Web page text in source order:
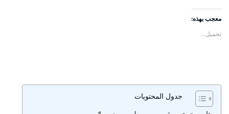
معجب بهذه:
تحميل...
جدول المحتويات